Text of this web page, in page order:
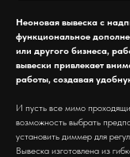
Неоновая вывеска с
функциональное
или другого бизнеса,
вывески привлекает
работы, создавая
И пусть все мимо
возможность выбрать
установить диммер для
Вывеска изготовлена из